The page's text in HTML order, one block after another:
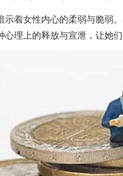
示着女性内心的柔弱与脆弱
理上的释放与宣泄，让她